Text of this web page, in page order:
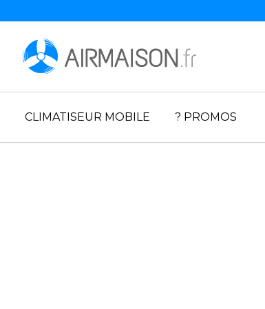
CLIMATISEUR MOBILE ? PROMOS